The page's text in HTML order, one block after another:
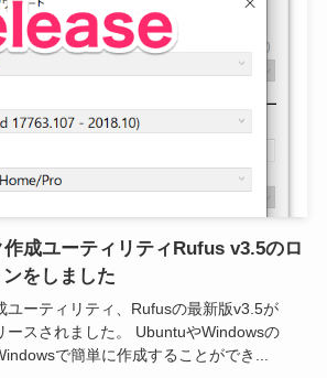
成ユーティリティRufus v3.5のロ
をしました
ユーティリティ、Rufusの最新版v3.5が
ースされました。 UbuntuやWindowsの
で簡単に作成することができ...